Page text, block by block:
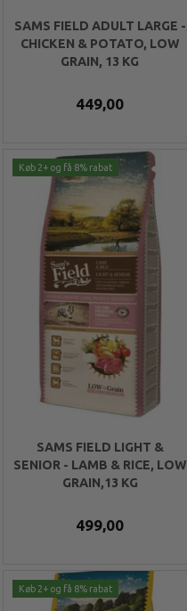
SAMS FIELD ADULT LARGE -
CHICKEN & POTATO, LOW
GRAIN, 13 KG
449,00
Køb 2+ og få 8% rabat
SAMS FIELD LIGHT &
SENIOR - LAMB & RICE, LOW
GRAIN,13 KG
499,00
Køb 2+ og få 8% rabat